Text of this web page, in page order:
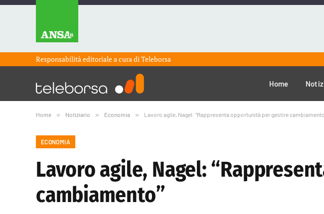
Responsabilità editoriale a cura diTeleborsa
Home
Home » Notiziario » Economia » Lavoro agile, Nagel: “Rappresenta opportunità per gestire
ECONOMIA
Lavoro agile, Nagel:
cambiamento”